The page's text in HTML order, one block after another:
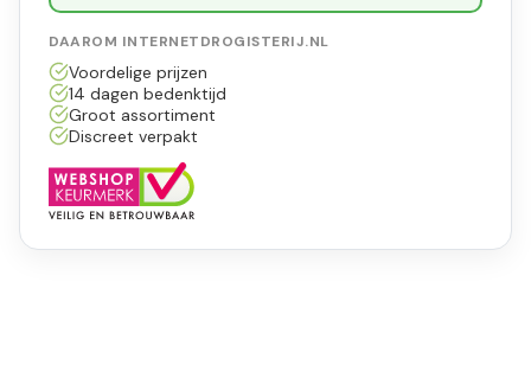
DAAROM INTERNETDROGISTERIJ.NL
Voordelige prijzen
14 dagen bedenktijd
Groot assortiment
Discreet verpakt